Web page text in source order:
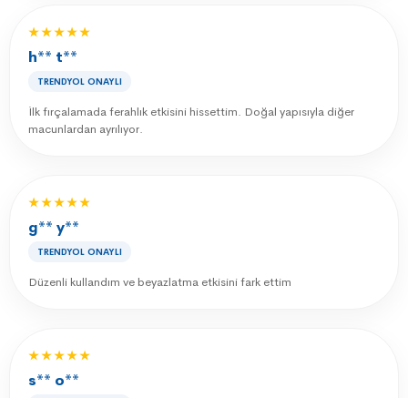
★★★★★
h** t**
TRENDYOL ONAYLI
İlk fırçalamada ferahlık etkisini hissettim. Doğal yapısıyla diğer
macunlardan ayrılıyor.
★★★★★
g** y**
TRENDYOL ONAYLI
Düzenli kullandım ve beyazlatma etkisini fark ettim
★★★★★
s** o**